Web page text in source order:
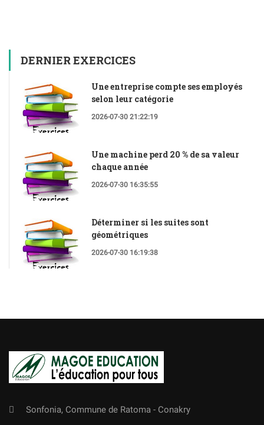
DERNIER EXERCICES
Une entreprise compte ses employés
selon leur catégorie
2026-07-30 21:22:19
Une machine perd 20 % de sa valeur
chaque année
2026-07-30 16:35:55
Déterminer si les suites sont
géométriques
2026-07-30 16:19:38
Sonfonia, Commune de Ratoma - Conakry